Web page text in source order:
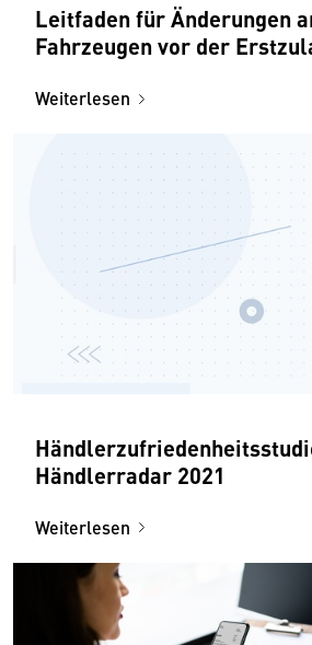
Leitfaden für Änderungen
Fahrzeugen vor der
Weiterlesen
Händlerradar 2021
Weiterlesen